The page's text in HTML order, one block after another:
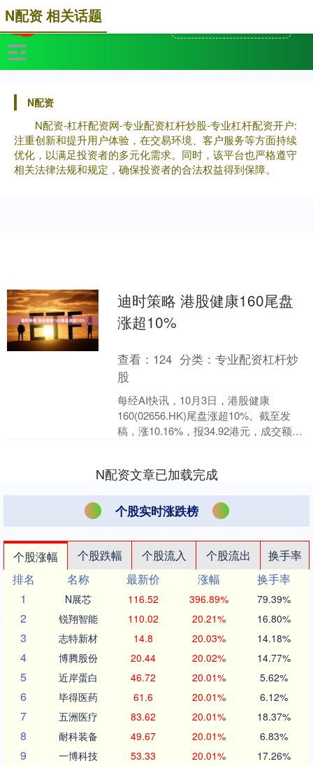
N配资
N配资-杠杆配资网-专业配资杠杆炒股-专业杠杆配资开户:
注重创新和提升用户体验，在交易环境、客户服务等方面持续
优化，以满足投资者的多元化需求。同时，该平台也严格遵守
相关法律法规和规定，确保投资者的合法权益得到保障。
N配资 相关话题
迪时策略 港股健康160尾盘
涨超10%
查看： 124 分类：专业配资杠杆炒
股
每经AI快讯，10月3日，港股健康
160(02656.HK)尾盘涨超10%。截至发
稿，涨10.16%，报34.92港元，成交额
N配资文章已加载完成
个股实时涨跌榜
个股涨幅 个股跌幅 个股流入 个股流出
换手率
排名
名称 最新价 涨幅
换手率
1
N展芯 116.52 396.89% 79.39%
2 锐翔智能 110.02 20.21% 16.80%
3 志特新材 14.8 20.03% 14.18%
4 博腾股份 20.44 20.02% 14.77%
5 近岸蛋白 46.72 20.01% 5.62%
6 毕得医药 61.6 20.01% 6.12%
7 五洲医疗 83.62 20.01% 18.37%
8 耐科装备 49.67 20.01% 6.83%
9 一博科技 53.33 20.01% 17.26%